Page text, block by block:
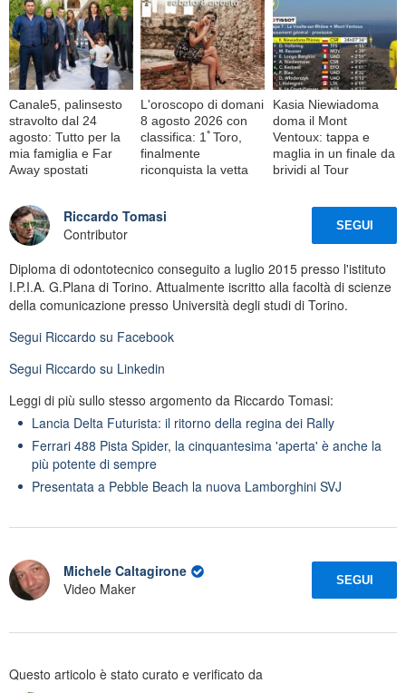
Canale5, palinsesto
stravolto dal 24
agosto: Tutto per la
mia famiglia e Far
Away spostati
L'oroscopo di domani
8 agosto 2026 con
classifica: 1ﾟToro,
finalmente
riconquista la vetta
Kasia Niewiadoma
doma il Mont
Ventoux: tappa e
maglia in un finale da
brividi al Tour
Riccardo Tomasi
Contributor
SEGUI
Diploma di odontotecnico conseguito a luglio 2015 presso l'istituto
I.P.I.A. G.Plana di Torino. Attualmente iscritto alla facoltà di scienze
della comunicazione presso Università degli studi di Torino.
Segui Riccardo su Facebook
Segui Riccardo su Linkedin
Leggi di più sullo stesso argomento da Riccardo Tomasi:
Lancia Delta Futurista: il ritorno della regina dei Rally
Ferrari 488 Pista Spider, la cinquantesima 'aperta' è anche la
più potente di sempre
Presentata a Pebble Beach la nuova Lamborghini SVJ
Michele Caltagirone
Video Maker
SEGUI
Questo articolo è stato curato e verificato da